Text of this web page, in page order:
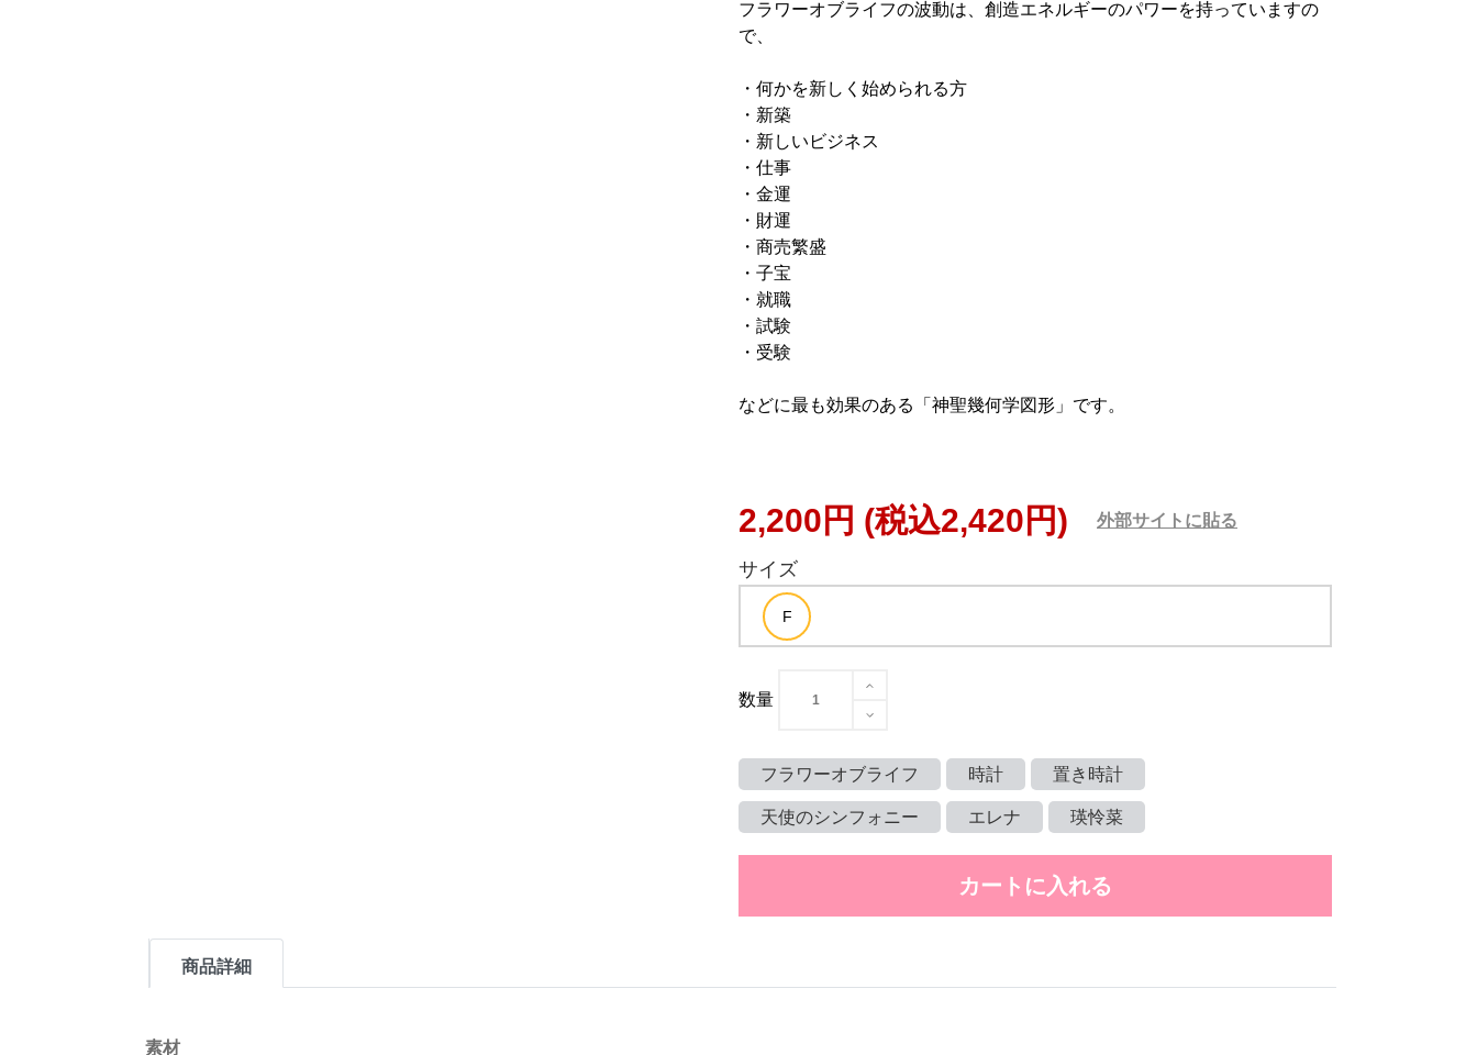
フラワーオブライフの波動は、創造エネルギーのパワーを持っていますの
で、
・何かを新しく始められる方
・新築
・新しいビジネス
・仕事
・金運
・財運
・商売繁盛
・子宝
・就職
・試験
・受験
などに最も効果のある「神聖幾何学図形」です。
2,200円 (税込2,420円) 外部サイトに貼る
サイズ
数量
フラワーオブライフ 時計 置き時計
天使のシンフォニー エレナ 瑛怜菜
カートに入れる
商品詳細
素材